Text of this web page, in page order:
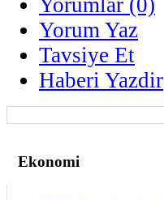
Yorum Yaz
Tavsiye Et
Haberi Yazdir
Ekonomi